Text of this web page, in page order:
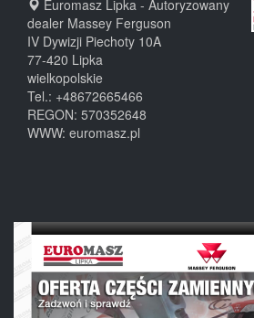
Euromasz Lipka - Autoryzowany
dealer Massey Ferguson
IV Dywizji Piechoty 10A
77-420 Lipka
wielkopolskie
Tel.: +48672665466
REGON: 570352648
WWW: euromasz.pl